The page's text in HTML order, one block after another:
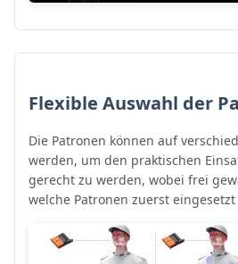
Flexible Auswahl der
Die Patronen können auf
werden, um den praktischen
gerecht zu werden, wobei frei
welche Patronen zuerst